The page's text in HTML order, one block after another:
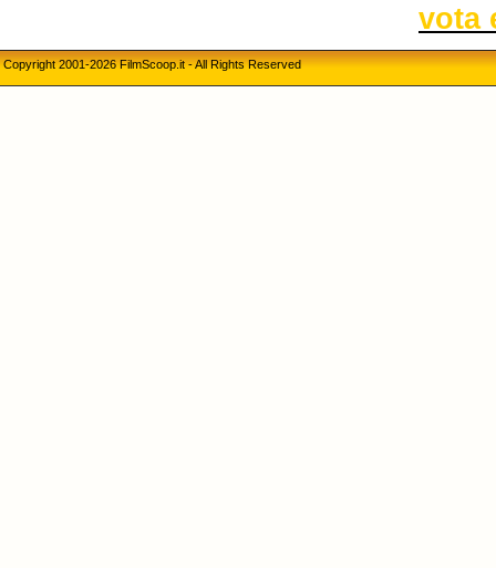
vota
Copyright 2001-2026 FilmScoop.it - All Rights Reserved